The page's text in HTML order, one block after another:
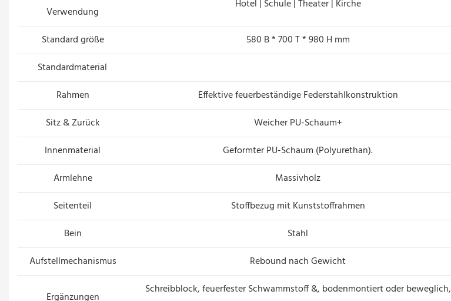
Verwendung
Hotel | Schule | Theater | Kirche
Standard größe
580 B * 700 T * 980 H mm
Standardmaterial
Rahmen
Effektive feuerbeständige Federstahlkonstruktion
Sitz & Zurück
Weicher PU-Schaum+
Innenmaterial
Geformter PU-Schaum (Polyurethan).
Armlehne
Massivholz
Seitenteil
Stoffbezug mit Kunststoffrahmen
Bein
Stahl
Aufstellmechanismus
Rebound nach Gewicht
Ergänzungen
Schreibblock, feuerfester Schwammstoff &, bodenmontiert oder beweglich,